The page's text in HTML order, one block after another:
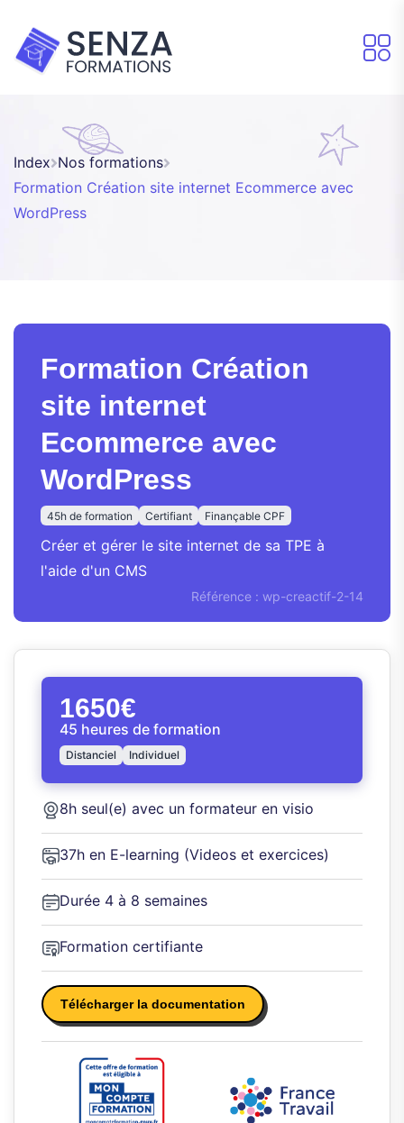
Index Nos formations
Formation Création site internet Ecommerce avec
WordPress
Formation Création
site internet
Ecommerce avec
WordPress
45h de formation Certifiant Finançable CPF
Créer et gérer le site internet de sa TPE à
l'aide d'un CMS
Référence : wp-creactif-2-14
1650€
45 heures de formation
Distanciel Individuel
8h seul(e) avec un formateur en visio
37h en E-learning (Videos et exercices)
Durée 4 à 8 semaines
Formation certifiante
Télécharger la documentation